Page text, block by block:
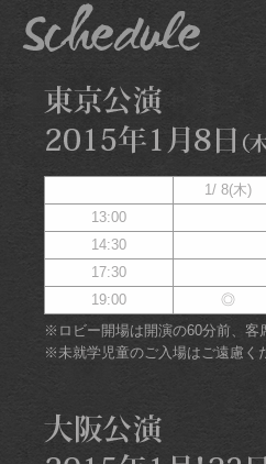
1/ 8(木)
13:00
14:30
17:30
19:00
◎
※ロビー開場は開演の60分前、客
※未就学児童のご入場はご遠慮く